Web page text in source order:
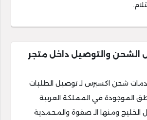
الشحن والتوصيل داخل متجر
شحن اكسبرس لـ توصيل الطلبات
الموجودة في المملكة العربية
الخليج ومنها الـ صفوة والمحمدية